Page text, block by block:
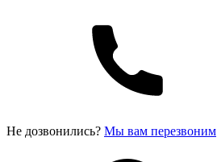
Не дозвонились? Мы вам перезвоним